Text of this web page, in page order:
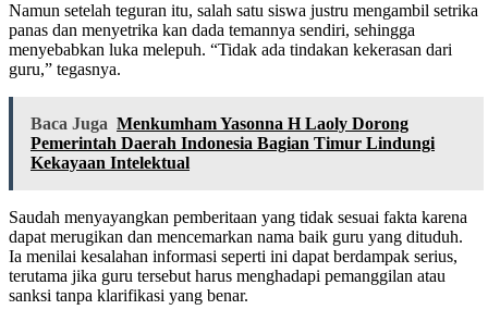
Namun setelah teguran itu, salah satu siswa justru mengambil setrika
panas dan menyetrika kan dada temannya sendiri, sehingga
menyebabkan luka melepuh. “Tidak ada tindakan kekerasan dari
guru,” tegasnya.
Baca Juga Menkumham Yasonna H Laoly Dorong
Pemerintah Daerah Indonesia Bagian Timur Lindungi
Kekayaan Intelektual
Saudah menyayangkan pemberitaan yang tidak sesuai fakta karena
dapat merugikan dan mencemarkan nama baik guru yang dituduh.
Ia menilai kesalahan informasi seperti ini dapat berdampak serius,
terutama jika guru tersebut harus menghadapi pemanggilan atau
sanksi tanpa klarifikasi yang benar.